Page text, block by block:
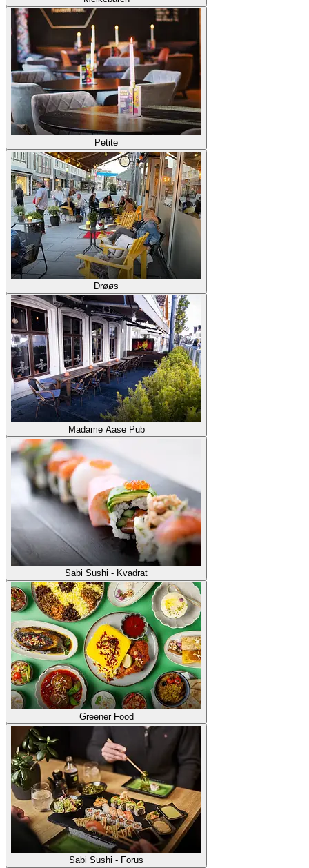
Petite
Drøøs
Madame Aase Pub
Sabi Sushi - Kvadrat
Greener Food
Sabi Sushi - Forus